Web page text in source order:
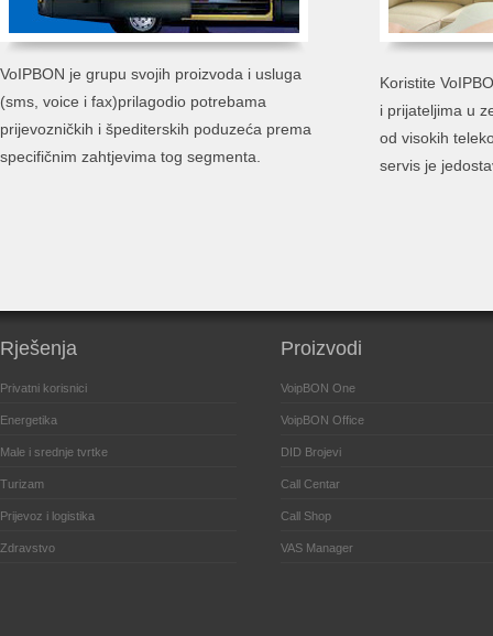
VoIPBON je grupu svojih proizvoda i usluga
(sms, voice i fax)prilagodio potrebama
prijevozničkih i špediterskih poduzeća prema
specifičnim zahtjevima tog segmenta.
Koristite
i prijateljima u
od visokih
servis je
Rješenja
Privatni korisnici
Energetika
Male i srednje tvrtke
Turizam
Prijevoz i logistika
Zdravstvo
Proizvodi
VoipBON One
VoipBON Office
DID Brojevi
Call Centar
Call Shop
VAS Manager